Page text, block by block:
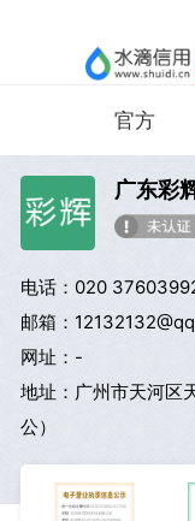
官方
广东彩
电话：020
邮箱：
网址：-
地址：广州市天河区
公）